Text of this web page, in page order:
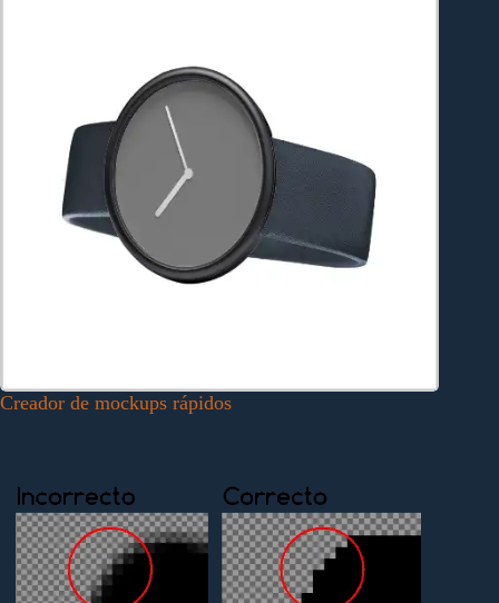
Creador de mockups rápidos